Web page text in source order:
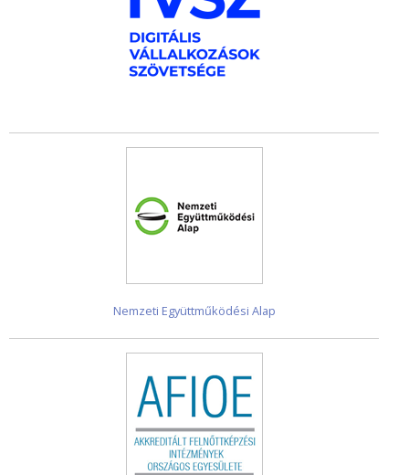
Nemzeti Együttműködési Alap